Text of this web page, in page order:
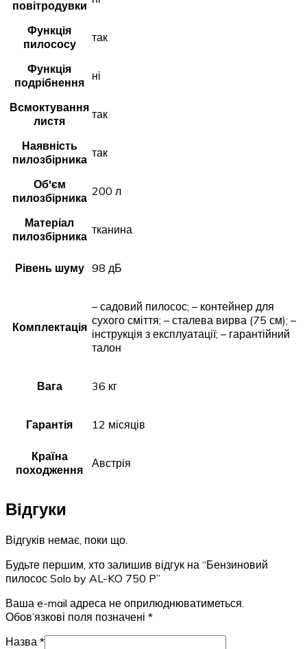
повітродувки
Функція
пилососу
так
Функція
подрібнення ні
Всмоктування
листя
так
Наявність
пилозбірника так
Об'єм
пилозбірника 200 л
Матеріал
пилозбірника тканина
Рівень шуму 98 дБ
Комплектація
– садовий пилосос; – контейнер для
сухого сміття; – сталева вирва (75 см); –
інструкція з експлуатації; – гарантійний
талон
Вага 36 кг
Гарантія 12 місяців
Країна
походження
Австрія
Відгуки
Відгуків немає, поки що.
Будьте першим, хто залишив відгук на “Бензиновий
пилосос Solo by AL-KO 750 P”
Ваша e-mail адреса не оприлюднюватиметься.
Обов’язкові поля позначені *
Назва *